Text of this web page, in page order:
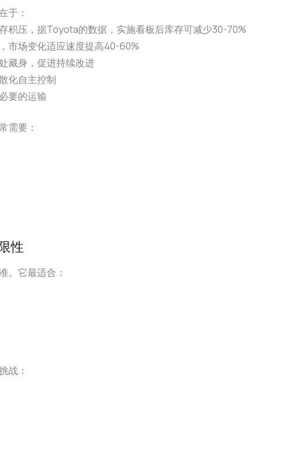
于：
积压，据Toyota的数据，实施看板后库存可减少30-70%
市场变化适应速度提高40-60%
藏身，促进持续改进
化自主控制
要的运输
需要：
性
。它最适合：
战：